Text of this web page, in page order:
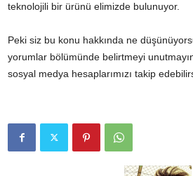
teknolojili bir ürünü elimizde bulunuyor.
Peki siz bu konu hakkında ne
yorumlar bölümünde belirtmeyi
sosyal medya hesaplarımızı takip